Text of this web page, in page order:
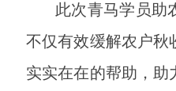
此次青马学员助农
不仅有效缓解农户秋
实实在在的帮助，助